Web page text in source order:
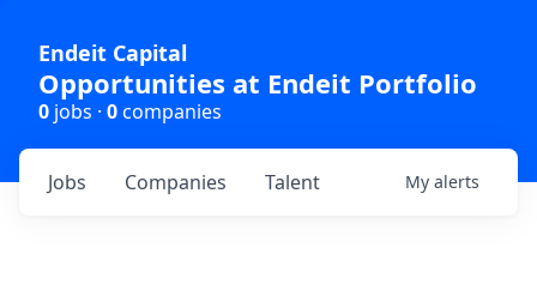
Endeit Capital
Opportunities at Endeit Portfolio
0 jobs · 0companies
Jobs Companies Talent My alerts